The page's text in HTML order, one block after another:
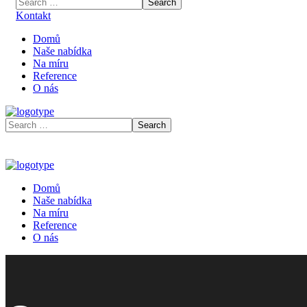
Kontakt
Domů
Naše nabídka
Na míru
Reference
O nás
Domů
Naše nabídka
Na míru
Reference
O nás